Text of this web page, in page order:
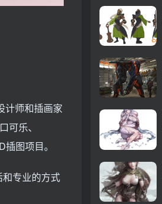
计师和插画家
可乐、
图项目。
专业的方式